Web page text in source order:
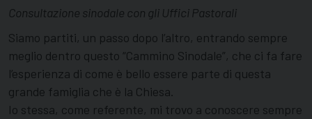
Consultazione sinodale con gli Uffici Pastorali
Siamo partiti, un passo dopo l’altro, entrando sempre
meglio dentro questo “Cammino Sinodale”, che ci fa fare
l’esperienza di come è bello essere parte di questa
grande famiglia che è la Chiesa.
Io stessa, come referente, mi trovo a conoscere sempre